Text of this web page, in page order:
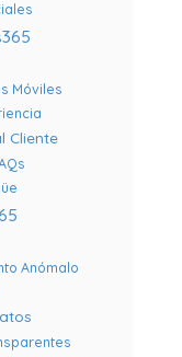
Móviles
Cliente
Anómalo